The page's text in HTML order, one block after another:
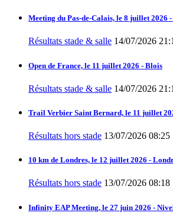
Meeting du Pas-de-Calais, le 8 juillet 2026
Résultats stade & salle 14/07/2026
Open de France, le 11 juillet 2026 - Blois
Résultats stade & salle 14/07/2026
Trail Verbier Saint Bernard, le 11 juillet
Résultats hors stade 13/07/2026 08:25
10 km de Londres, le 12 juillet 2026 -
Résultats hors stade 13/07/2026 08:18
Infinity EAP Meeting, le 27 juin 2026 -